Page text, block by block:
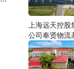
上海远天控股
公司奉贤物流
性研究